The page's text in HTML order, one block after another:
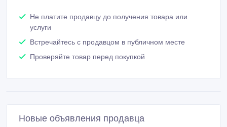
Не платите продавцу до получения товара или
услуги
Встречайтесь с продавцом в публичном месте
Проверяйте товар перед покупкой
Новые объявления продавца